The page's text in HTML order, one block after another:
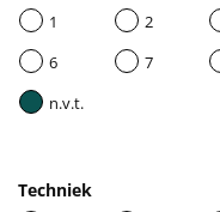
1 2
6
7
n.v.t.
Techniek